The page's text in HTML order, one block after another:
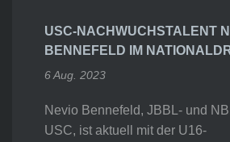
USC-NACHWUCHSTALENT
BENNEFELD IM
6 Aug. 2023
Nevio Bennefeld, JBBL- und
USC, ist aktuell mit der U16-